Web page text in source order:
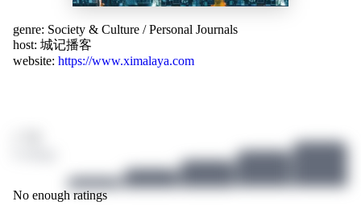
genre: Society & Culture /Personal Journals
host: 城记播客
website: https://www.ximalaya.com
No enough ratings